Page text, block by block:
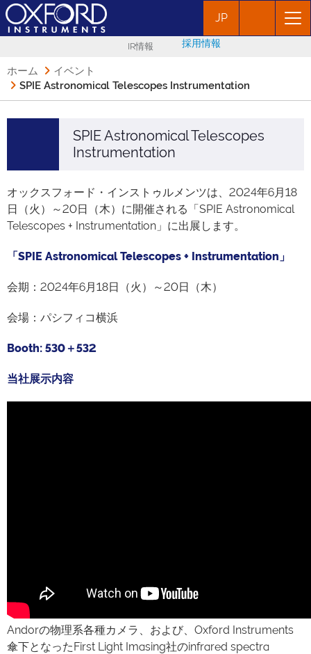
JP
IR情報 採用情報
ホーム
イベント
SPIE Astronomical Telescopes Instrumentation
SPIE Astronomical Telescopes
Instrumentation
オックスフォード・インストゥルメンツは、2024年6月18
日（火）～20日（木）に開催される「SPIE Astronomical
Telescopes + Instrumentation」に出展します。
「SPIE Astronomical Telescopes + Instrumentation」
会期：2024年6月18日（火）～20日（木）
会場：パシフィコ横浜
Booth: 530＋532
当社展示内容
Andorの物理系各種カメラ、および、Oxford Instruments
傘下となったFirst Light Imasing社のinfrared spectra